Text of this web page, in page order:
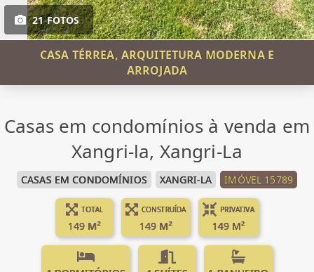
21 FOTOS
CASA TÉRREA, ARQUITETURA MODERNA E
ARROJADA
Casas em condomínios à venda em
Xangri-la, Xangri-La
CASAS EM CONDOMÍNIOS XANGRI-LA IMÓVEL 15789
TOTAL
149 M²
CONSTRUÍDA
149 M²
PRIVATIVA
149 M²